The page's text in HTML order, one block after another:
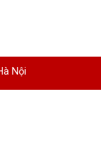
Nội